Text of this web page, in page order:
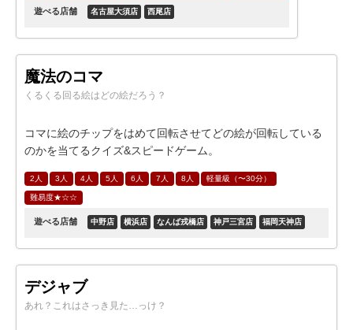
遊べる店舗 名古屋大須店 西尾店
魔法のコマ
くるくる回る絵はどの絵だろう？
コマに絵のチップをはめて回転させてどの絵が回転している
のかを当てるクイズ&スピードゲーム。
2人 3人 4人 5人 6人 7人 8人 軽量級（〜30分）
難易度★☆☆
遊べる店舗 中野店 横浜店 なんば戎橋店 神戸三宮店 福岡天神店
デジャブ
あれ？これはさっき見た…っけ？